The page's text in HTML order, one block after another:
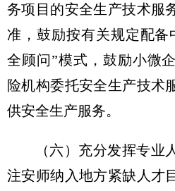
务项目的安全生产技术服
准，鼓励按有关规定配备
全顾问”模式，鼓励小微
险机构委托安全生产技术
供安全生产服务。
（六）充分发挥专业
注安师纳入地方紧缺人才